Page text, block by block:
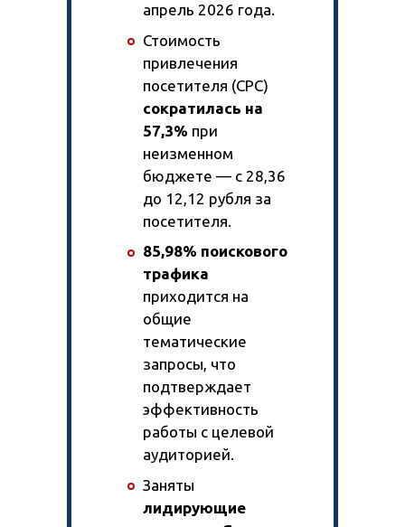
апрель 2026 года.
Стоимость
привлечения
посетителя (CPC)
сократилась на
57,3% при
неизменном
бюджете — с 28,36
до 12,12 рубля за
посетителя.
85,98% поискового
трафика
приходится на
общие
тематические
запросы, что
подтверждает
эффективность
работы с целевой
аудиторией.
Заняты
лидирующие